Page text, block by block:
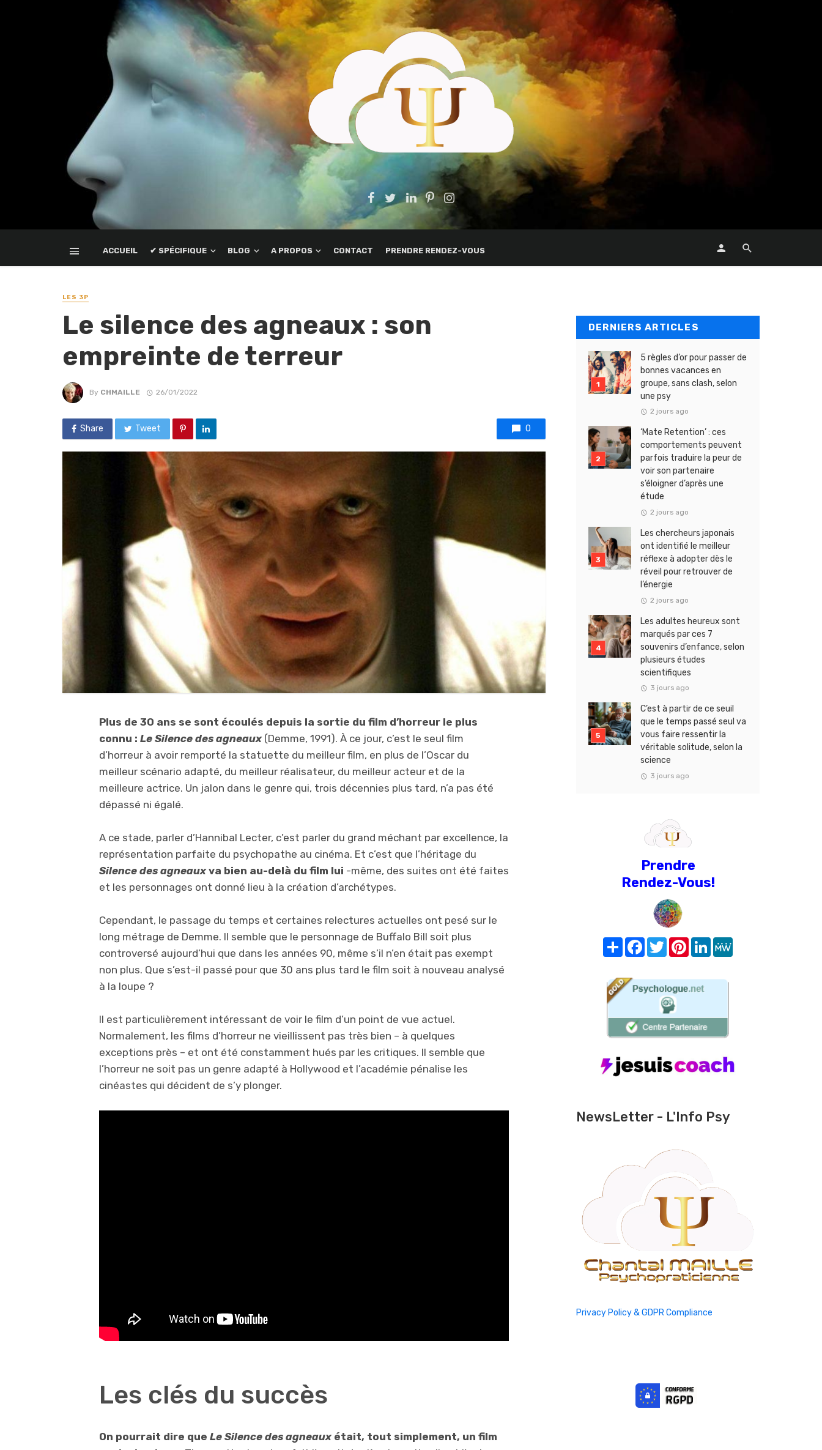
ACCUEIL ✔ SPÉCIFIQUE BLOG A PROPOS CONTACT PRENDRE RENDEZ-VOUS
LES 3P
Le silence des agneaux : son
empreinte de terreur
By CHMAILLE 26/01/2022
Share Tweet 0
Plus de 30 ans se sont écoulés depuis la sortie du film d’horreur le plus
connu : Le Silence des agneaux(Demme, 1991). À ce jour, c’est le seul film
d’horreur à avoir remporté la statuette du meilleur film, en plus de l’Oscar du
meilleur scénario adapté, du meilleur réalisateur, du meilleur acteur et de la
meilleure actrice. Un jalon dans le genre qui, trois décennies plus tard, n’a pas été
dépassé ni égalé.
A ce stade, parler d’Hannibal Lecter, c’est parler du grand méchant par excellence, la
représentation parfaite du psychopathe au cinéma. Et c’est que l’héritage du
Silence des agneauxva bien au-delà du film lui -même, des suites ont été faites
et les personnages ont donné lieu à la création d’archétypes.
Cependant, le passage du temps et certaines relectures actuelles ont pesé sur le
long métrage de Demme. Il semble que le personnage de Buffalo Bill soit plus
controversé aujourd’hui que dans les années 90, même s’il n’en était pas exempt
non plus. Que s’est-il passé pour que 30 ans plus tard le film soit à nouveau analysé
à la loupe ?
Il est particulièrement intéressant de voir le film d’un point de vue actuel.
Normalement, les films d’horreur ne vieillissent pas très bien – à quelques
exceptions près – et ont été constamment hués par les critiques. Il semble que
l’horreur ne soit pas un genre adapté à Hollywood et l’académie pénalise les
cinéastes qui décident de s’y plonger.
Les clés du succès
On pourrait dire que Le Silence des agneauxétait, tout simplement, un film
DERNIERS ARTICLES
5 règles d’or pour passer de
bonnes vacances en
groupe, sans clash, selon
une psy
2 jours ago
‘Mate Retention’ : ces
comportements peuvent
parfois traduire la peur de
voir son partenaire
s’éloigner d’après une
étude
2 jours ago
Les chercheurs japonais
ont identifié le meilleur
réflexe à adopter dès le
réveil pour retrouver de
l’énergie
2 jours ago
Les adultes heureux sont
marqués par ces 7
souvenirs d’enfance, selon
plusieurs études
scientifiques
3 jours ago
C’est à partir de ce seuil
que le temps passé seul va
vous faire ressentir la
véritable solitude, selon la
science
3 jours ago
Prendre
Rendez-Vous!
Share FacebookTwitterPinterest
LinkedIn
NewsLetter - L'Info Psy
Privacy Policy & GDPR Compliance